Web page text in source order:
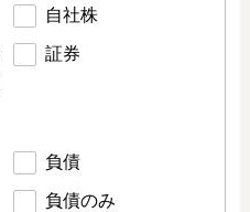
自社株
証券
負債
負債のみ